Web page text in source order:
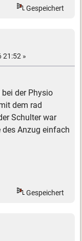
Gespeichert
21:52 »
der Physio
dem rad
Schulter war
Anzug einfach
Gespeichert